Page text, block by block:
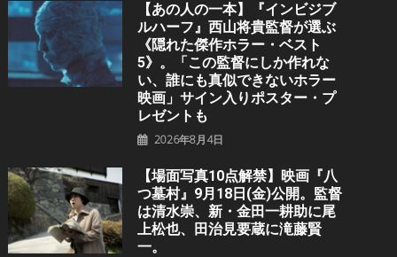
【あの人の一本】『インビジブ
ルハーフ』⻄⼭将貴監督が選ぶ
《隠れた傑作ホラー・ベスト
5》。「この監督にしか作れな
い、誰にも真似できないホラー
映画」サイン入りポスター・プ
レゼントも
2026年8月4日
【場面写真10点解禁】映画『八
つ墓村』9月18日(金)公開。監督
は清水崇、新・金田一耕助に尾
上松也、田治見要蔵に滝藤賢
一。